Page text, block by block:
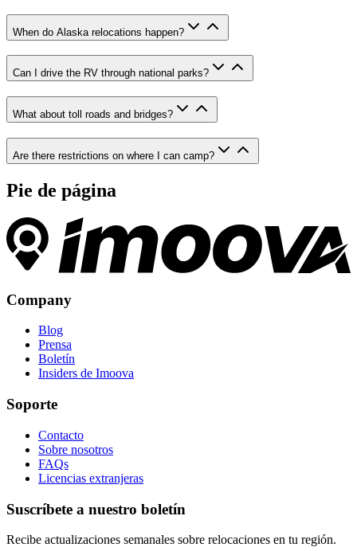
When do Alaska relocations happen?
Can I drive the RV through national parks?
What about toll roads and bridges?
Are there restrictions on where I can camp?
Pie de página
Company
Blog
Prensa
Boletín
Insiders de Imoova
Soporte
Contacto
Sobre nosotros
FAQs
Licencias extranjeras
Suscríbete a nuestro boletín
Recibe actualizaciones semanales sobre relocaciones en tu región.